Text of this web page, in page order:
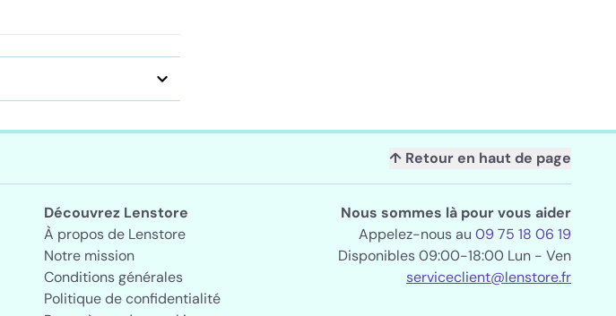
↑ Retour en haut de page
Découvrez Lenstore
À propos de Lenstore
Notre mission
Conditions générales
Politique de confidentialité
Nous sommes là pour vous aider
Appelez-nous au 09 75 18 06 19
Disponibles 09:00-18:00 Lun - Ven
serviceclient@lenstore.fr